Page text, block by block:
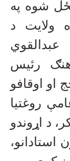
شوه په
ولایت د
رئیس
او اوقافو
روغتیا
د اړوندو
استادانو،